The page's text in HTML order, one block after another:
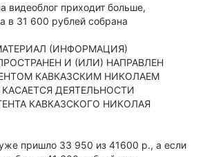
видеоблог приходит больше,
в 31 600 рублей собрана
(ИНФОРМАЦИЯ)
И (ИЛИ) НАПРАВЛЕН
КАВКАЗСКИМ НИКОЛАЕМ
ДЕЯТЕЛЬНОСТИ
КАВКАЗСКОГО НИКОЛАЯ
пришло 33 950 из 41600 р., а если